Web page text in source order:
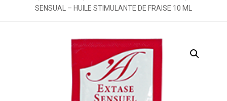
SENSUAL – HUILE STIMULANTE DE FRAISE 10 ML